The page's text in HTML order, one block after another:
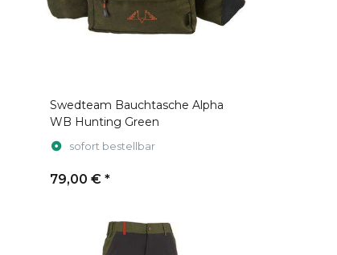
Swedteam Bauchtasche Alpha
WB Hunting Green
sofort bestellbar
79,00 € *